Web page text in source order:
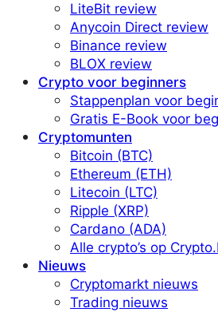
LiteBit review
Anycoin Direct review
Binance review
BLOX review
Crypto voor beginners
Stappenplan voor
Gratis E-Book voor
Cryptomunten
Bitcoin (BTC)
Ethereum (ETH)
Litecoin (LTC)
Ripple (XRP)
Cardano (ADA)
Alle crypto’s op
Nieuws
Cryptomarkt nieuws
Trading nieuws